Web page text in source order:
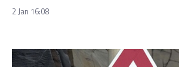
2 Jan 16:08